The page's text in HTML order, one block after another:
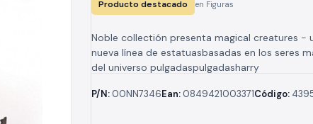
Producto destacado en Figuras
Noble collectión presenta magical creatures -
nueva línea de estatuasbasadas en los seres
del universo pulgadaspulgadasharry
pulgadaspulgadasfantastic beast & where...
P/N: 00NN7346Ean: 0849421003371Código: